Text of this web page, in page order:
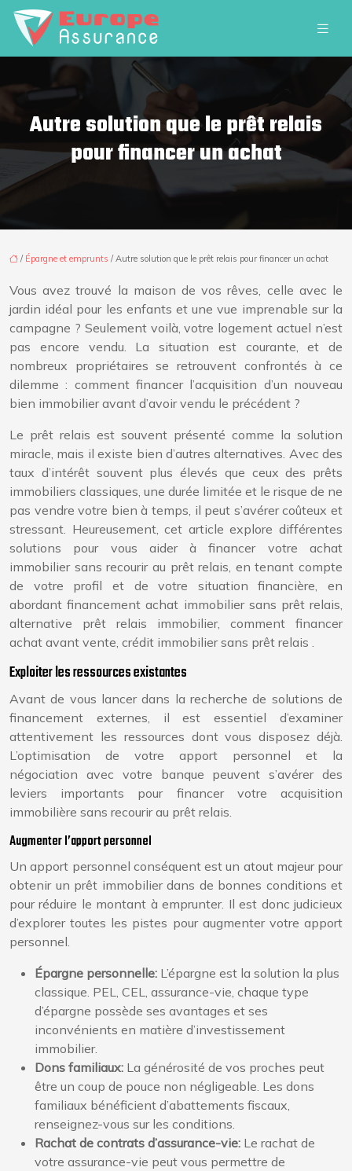
Autre solution que le prêt relais
pour financer un achat
/ Épargne et emprunts / Autre solution que le prêt relais pour financer un achat
Vous avez trouvé la maison de vos rêves, celle avec le
jardin idéal pour les enfants et une vue imprenable sur la
campagne ? Seulement voilà, votre logement actuel n’est
pas encore vendu. La situation est courante, et de
nombreux propriétaires se retrouvent confrontés à ce
dilemme : comment financer l’acquisition d’un nouveau
bien immobilier avant d’avoir vendu le précédent ?
Le prêt relais est souvent présenté comme la solution
miracle, mais il existe bien d’autres alternatives. Avec des
taux d’intérêt souvent plus élevés que ceux des prêts
immobiliers classiques, une durée limitée et le risque de ne
pas vendre votre bien à temps, il peut s’avérer coûteux et
stressant. Heureusement, cet article explore différentes
solutions pour vous aider à financer votre achat
immobilier sans recourir au prêt relais, en tenant compte
de votre profil et de votre situation financière, en
abordant financement achat immobilier sans prêt relais,
alternative prêt relais immobilier, comment financer
achat avant vente, crédit immobilier sans prêt relais .
Exploiter les ressources existantes
Avant de vous lancer dans la recherche de solutions de
financement externes, il est essentiel d’examiner
attentivement les ressources dont vous disposez déjà.
L’optimisation de votre apport personnel et la
négociation avec votre banque peuvent s’avérer des
leviers importants pour financer votre acquisition
immobilière sans recourir au prêt relais.
Augmenter l’apport personnel
Un apport personnel conséquent est un atout majeur pour
obtenir un prêt immobilier dans de bonnes conditions et
pour réduire le montant à emprunter. Il est donc judicieux
d’explorer toutes les pistes pour augmenter votre apport
personnel.
Épargne personnelle: L’épargne est la solution la plus
classique. PEL, CEL, assurance-vie, chaque type
d’épargne possède ses avantages et ses
inconvénients en matière d’investissement
immobilier.
Dons familiaux: La générosité de vos proches peut
être un coup de pouce non négligeable. Les dons
familiaux bénéficient d’abattements fiscaux,
renseignez-vous sur les conditions.
Rachat de contrats d’assurance-vie: Le rachat de
votre assurance-vie peut vous permettre de